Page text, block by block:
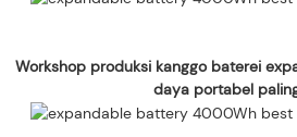
Workshop produksi kanggo baterei
daya portabel